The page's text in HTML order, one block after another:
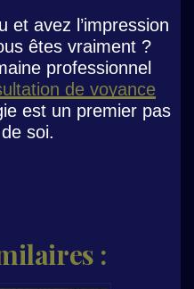
et avez l’impression
êtes vraiment ?
professionnel
de voyance
est un premier pas
soi.
: